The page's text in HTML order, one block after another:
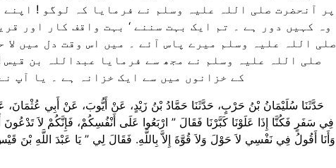
پر آنحضرت صلی اللہ علیہ وسلم نے فرمایا کہ لوگو !
وہ کہیں دور ہے ۔ تم ایک بہت سننے ‘ بہت واقف کار اور
صلی اللہ علیہ وسلم میرے پاس آئے ۔ میں اس وقت دل میں لا
صلی اللہ علیہ وسلم نے مجھ سے فرمایا عبداللہ بن قیس !
کے خزانوں میں سے ایک خزانہ ہے ۔ یا آپ
حَدَّثَنَا سُلَيْمَانُ بْنُ حَرْبٍ، حَدَّثَنَا حَمَّادُ بْنُ زَيْدٍ، عَنْ أَيُّوبَ، عَنْ أَبِي
فِي سَفَرٍ فَكُنَّا إِذَا عَلَوْنَا كَبَّرْنَا فَقَالَ ‏”‏ ارْبَعُوا عَلَى أَنْفُسِكُمْ، فَإِنَّكُمْ لاَ
وَأَنَا أَقُولُ فِي نَفْسِي لاَ حَوْلَ وَلاَ قُوَّةَ إِلاَّ بِاللَّهِ‏.‏ فَقَالَ لِي ‏”‏ يَا عَبْدَ اللَّهِ بْنَ